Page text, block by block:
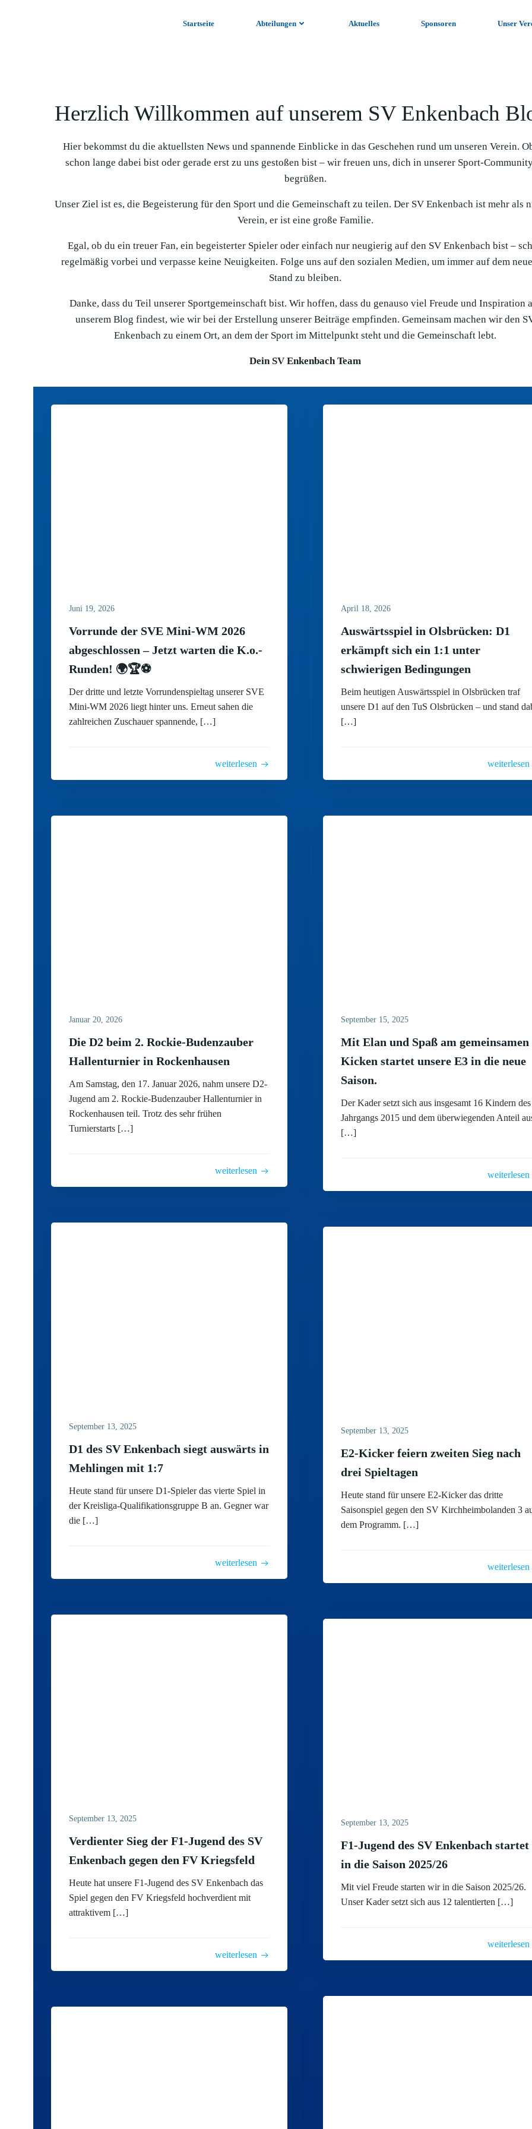
Startseite Abteilungen Aktuelles Sponsoren Unser
Herzlich Willkommen auf unserem SV Enkenbach
Hier bekommst du die aktuellsten News und spannende Einblicke in das Geschehen rund um unseren Verein.
schon lange dabei bist oder gerade erst zu uns gestoßen bist – wir freuen uns, dich in unserer Sport-
begrüßen.
Unser Ziel ist es, die Begeisterung für den Sport und die Gemeinschaft zu teilen. Der SV Enkenbach ist mehr als
Verein, er ist eine große Familie.
Egal, ob du ein treuer Fan, ein begeisterter Spieler oder einfach nur neugierig auf den SV Enkenbach bist –
regelmäßig vorbei und verpasse keine Neuigkeiten. Folge uns auf den sozialen Medien, um immer auf dem
Stand zu bleiben.
Danke, dass du Teil unserer Sportgemeinschaft bist. Wir hoffen, dass du genauso viel Freude und Inspiration
unserem Blog findest, wie wir bei der Erstellung unserer Beiträge empfinden. Gemeinsam machen wir den
Enkenbach zu einem Ort, an dem der Sport im Mittelpunkt steht und die Gemeinschaft lebt.
Dein SV Enkenbach Team
Juni 19, 2026
Vorrunde der SVE Mini-WM 2026
abgeschlossen – Jetzt warten die K.o.-
Runden! 🌍🏆⚽
Der dritte und letzte Vorrundenspieltag unserer SVE
Mini-WM 2026 liegt hinter uns. Erneut sahen die
zahlreichen Zuschauer spannende, […]
weiterlesen
April 18, 2026
Auswärtsspiel in Olsbrücken: D1
erkämpft sich ein 1:1 unter
schwierigen Bedingungen
Beim heutigen Auswärtsspiel in Olsbrücken traf
unsere D1 auf den TuS Olsbrücken – und stand
[…]
weiterlesen
Januar 20, 2026
Die D2 beim 2. Rockie-Budenzauber
Hallenturnier in Rockenhausen
Am Samstag, den 17. Januar 2026, nahm unsere D2-
Jugend am 2. Rockie-Budenzauber Hallenturnier in
Rockenhausen teil. Trotz des sehr frühen
Turnierstarts […]
weiterlesen
September 15, 2025
Mit Elan und Spaß am gemeinsamen
Kicken startet unsere E3 in die neue
Saison.
Der Kader setzt sich aus insgesamt 16 Kindern des
Jahrgangs 2015 und dem überwiegenden Anteil
[…]
weiterlesen
September 13, 2025
D1 des SV Enkenbach siegt auswärts in
Mehlingen mit 1:7
Heute stand für unsere D1-Spieler das vierte Spiel in
der Kreisliga-Qualifikationsgruppe B an. Gegner war
die […]
weiterlesen
September 13, 2025
E2-Kicker feiern zweiten Sieg nach
drei Spieltagen
Heute stand für unsere E2-Kicker das dritte
Saisonspiel gegen den SV Kirchheimbolanden 3
dem Programm. […]
weiterlesen
September 13, 2025
Verdienter Sieg der F1-Jugend des SV
Enkenbach gegen den FV Kriegsfeld
Heute hat unsere F1-Jugend des SV Enkenbach das
Spiel gegen den FV Kriegsfeld hochverdient mit
attraktivem […]
weiterlesen
September 13, 2025
F1-Jugend des SV Enkenbach startet
in die Saison 2025/26
Mit viel Freude starten wir in die Saison 2025/26.
Unser Kader setzt sich aus 12 talentierten […]
weiterlesen